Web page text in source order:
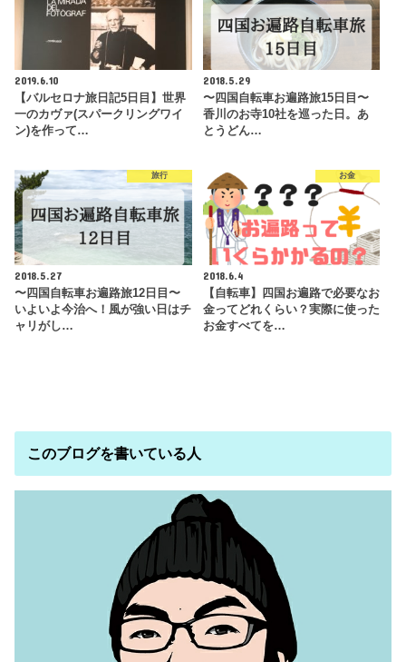
2019.6.10
【バルセロナ旅日記5日目】世界
一のカヴァ(スパークリングワイ
ン)を作って…
2018.5.29
〜四国自転車お遍路旅15日目〜
香川のお寺10社を巡った日。あ
とうどん…
旅行
2018.5.27
〜四国自転車お遍路旅12日目〜
いよいよ今治へ！風が強い日はチ
ャリがし…
お金
2018.6.4
【自転車】四国お遍路で必要なお
金ってどれくらい？実際に使った
お金すべてを…
このブログを書いている人